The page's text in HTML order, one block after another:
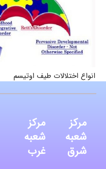
انواع اختلالات طیف اوتیسم
مرکز
شعبه
شرق
مرکز
شعبه
غرب